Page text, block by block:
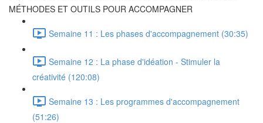
MÉTHODES ET OUTILS POUR ACCOMPAGNER
Semaine 11 : Les phases d'accompagnement (30:35)
Semaine 12 : La phase d'idéation - Stimuler la
créativité (120:08)
Semaine 13 : Les programmes d'accompagnement
(51:26)